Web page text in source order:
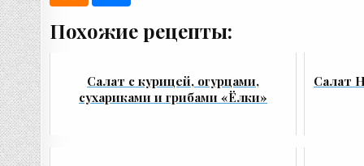
Похожие рецепты:
Салат с курицей, огурцами,
сухариками и грибами «Ёлки»
Салат